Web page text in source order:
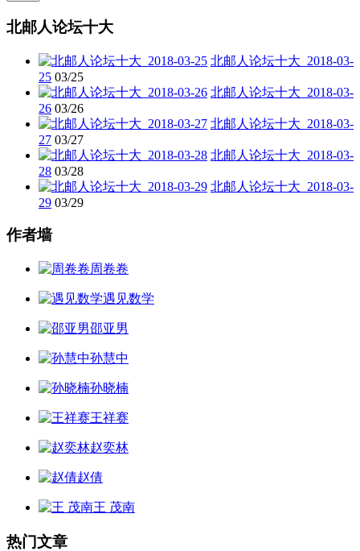
北邮人论坛十大
北邮人论坛十大_2018-03-
25 03/25
北邮人论坛十大_2018-03-
26 03/26
北邮人论坛十大_2018-03-
27 03/27
北邮人论坛十大_2018-03-
28 03/28
北邮人论坛十大_2018-03-
29 03/29
作者墙
周卷卷
遇见数学
邵亚男
孙慧中
孙晓楠
王祥赛
赵奕林
赵倩
王 茂南
热门文章